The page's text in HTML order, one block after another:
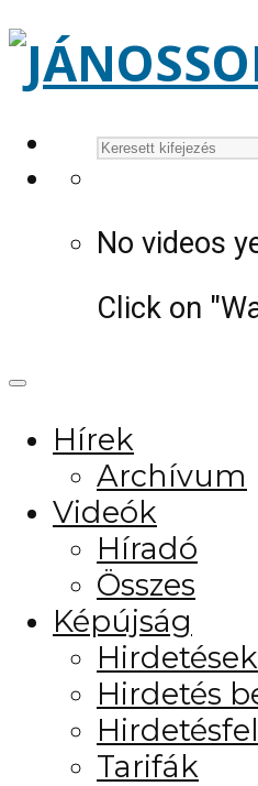
No videos
Click on
Hírek
Archívum
Videók
Híradó
Összes
Képújság
Hirdetések
Hirdetés
Tarifák